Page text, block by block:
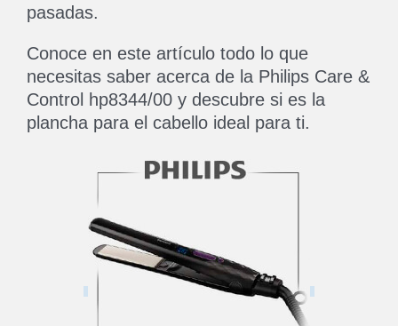
pasadas.
Conoce en este artículo todo lo que
necesitas saber acerca de la Philips Care &
Control hp8344/00 y descubre si es la
plancha para el cabello ideal para ti.